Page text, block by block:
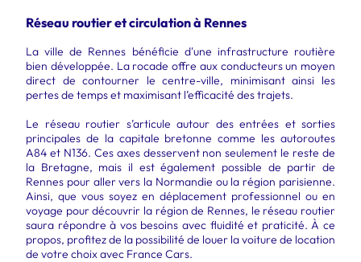
Réseau routier et circulation à Rennes
La ville de Rennes bénéficie d'une infrastructure routière
bien développée. La rocade offre aux conducteurs un moyen
direct de contourner le centre-ville, minimisant ainsi les
pertes de temps et maximisant l’efficacité des trajets.
Le réseau routier s’articule autour des entrées et sorties
principales de la capitale bretonne comme les autoroutes
A84 et N136. Ces axes desservent non seulement le reste de
la Bretagne, mais il est également possible de partir de
Rennes pour aller vers la Normandie ou la région parisienne.
Ainsi, que vous soyez en déplacement professionnel ou en
voyage pour découvrir la région de Rennes, le réseau routier
saura répondre à vos besoins avec fluidité et praticité. À ce
propos, profitez de la possibilité de louer la voiture de location
de votre choix avec France Cars.